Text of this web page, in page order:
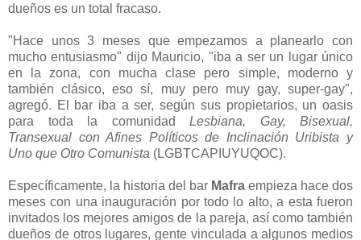
dueños es un total fracaso.
"Hace unos 3 meses que empezamos a planearlo con
mucho entusiasmo" dijo Mauricio, "iba a ser un lugar único
en la zona, con mucha clase pero simple, moderno y
también clásico, eso sí, muy pero muy gay, super-gay",
agregó. El bar iba a ser, según sus propietarios, un oasis
para toda la comunidad Lesbiana, Gay, Bisexual,
Transexual con Afines Políticos de Inclinación Uribista y
Uno que Otro Comunista (LGBTCAPIUYUQOC).
Específicamente, la historia del bar Mafra empieza hace dos
meses con una inauguración por todo lo alto, a esta fueron
invitados los mejores amigos de la pareja, así como también
dueños de otros lugares, gente vinculada a algunos medios